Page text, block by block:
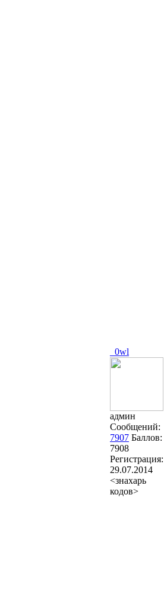
_0wl
админ
Сообщений:
7907 Баллов:
7908
Регистрация:
29.07.2014
<знахарь
кодов>